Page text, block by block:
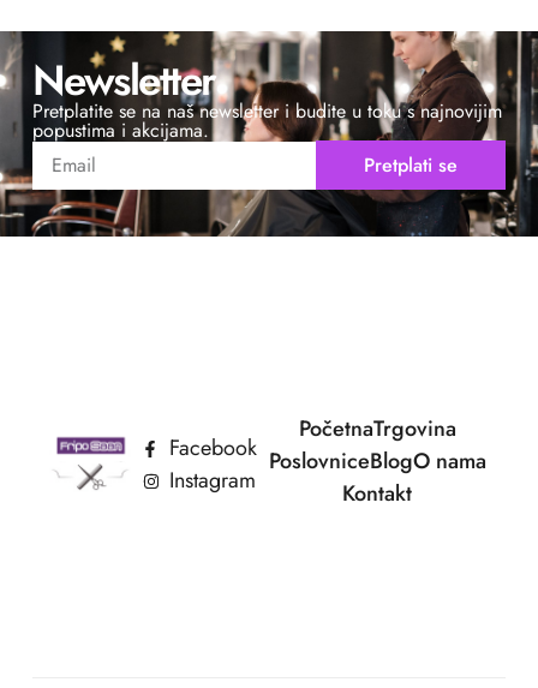
Newsletter
Pretplatite se na naš newsletter i budite u toku s najnovijim
popustima i akcijama.
Pretplati se
PočetnaTrgovina
PoslovniceBlogO nama
Kontakt
Facebook
Instagram